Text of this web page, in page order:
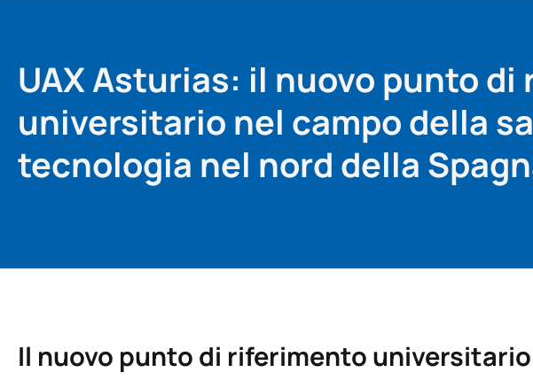
UAX Asturias: il nuovo punto
universitario nel campo della
tecnologia nel nord della
Il nuovo punto di riferimento